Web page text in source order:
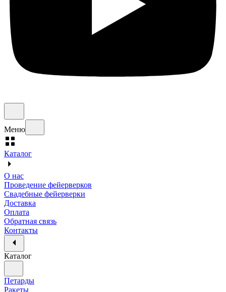
Меню
Каталог
О нас
Проведение фейерверков
Свадебные фейерверки
Доставка
Оплата
Обратная связь
Контакты
Каталог
Петарды
Ракеты